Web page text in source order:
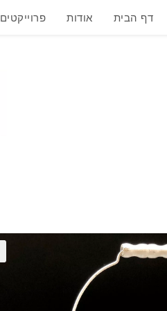
דף הבית אודות פרוייקטים